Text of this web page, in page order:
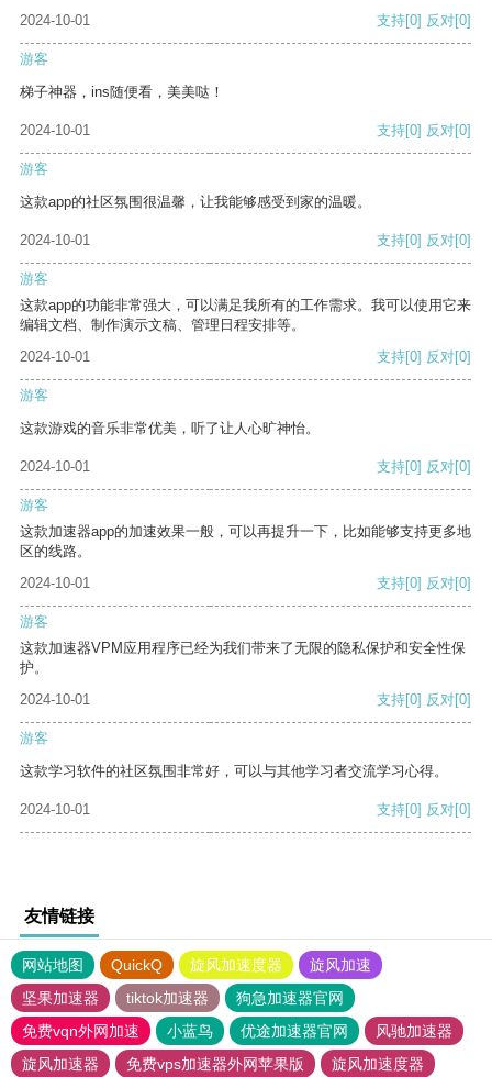
2024-10-01 支持[0] 反对[0]
游客
梯子神器，ins随便看，美美哒！
2024-10-01 支持[0] 反对[0]
游客
这款app的社区氛围很温馨，让我能够感受到家的温暖。
2024-10-01 支持[0] 反对[0]
游客
这款app的功能非常强大，可以满足我所有的工作需求。我可以使用它来
编辑文档、制作演示文稿、管理日程安排等。
2024-10-01
支持[0] 反对[0]
游客
这款游戏的音乐非常优美，听了让人心旷神怡。
2024-10-01 支持[0] 反对[0]
游客
这款加速器app的加速效果一般，可以再提升一下，比如能够支持更多地
区的线路。
2024-10-01
支持[0] 反对[0]
游客
这款加速器VPM应用程序已经为我们带来了无限的隐私保护和安全性保
护。
2024-10-01
支持[0] 反对[0]
游客
这款学习软件的社区氛围非常好，可以与其他学习者交流学习心得。
2024-10-01 支持[0] 反对[0]
友情链接
网站地图 QuickQ 旋风加速度器
旋风加速
坚果加速器
tiktok加速器
狗急加速器官网
免费vqn外网加速
小蓝鸟 优途加速器官网
风驰加速器
旋风加速器
免费vps加速器外网苹果版 旋风加速度器